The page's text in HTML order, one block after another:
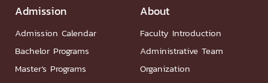
Admission
Admission Calendar
Bachelor Programs
Master’s Programs
About
Faculty Introduction
Administrative Team
Organization